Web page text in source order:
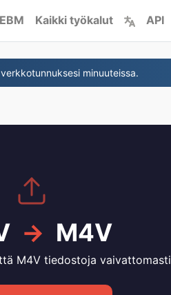
Kaikki työkalut API
minuuteissa.
→ M4V
M4V tiedostoja vaivattomasti